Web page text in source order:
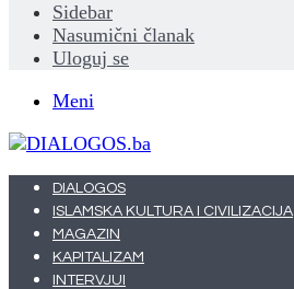
Sidebar
Nasumični članak
Uloguj se
Meni
DIALOGOS
ISLAMSKA KULTURA I CIVILIZACIJA
MAGAZIN
KAPITALIZAM
INTERVJUI